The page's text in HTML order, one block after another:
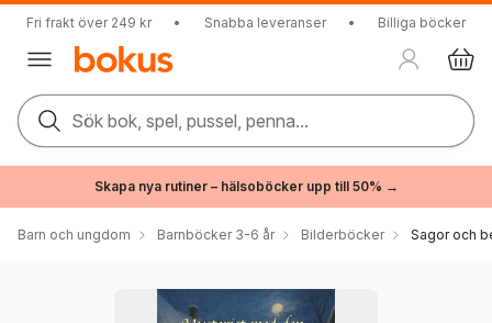
Fri frakt över 249 kr • Snabba leveranser • Billiga böcker
Sök bok, spel, pussel, penna...
Skapa nya rutiner – hälsoböcker upp till 50% →
Barn och ungdom Barnböcker 3-6 år Bilderböcker Sagor och